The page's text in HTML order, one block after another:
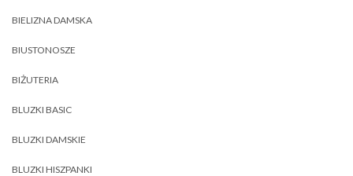
BIELIZNA DAMSKA
BIUSTONOSZE
BIŻUTERIA
BLUZKI BASIC
BLUZKI DAMSKIE
BLUZKI HISZPANKI